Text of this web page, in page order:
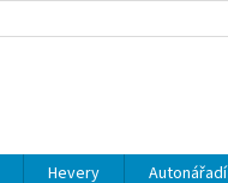
Hevery Autonářadí